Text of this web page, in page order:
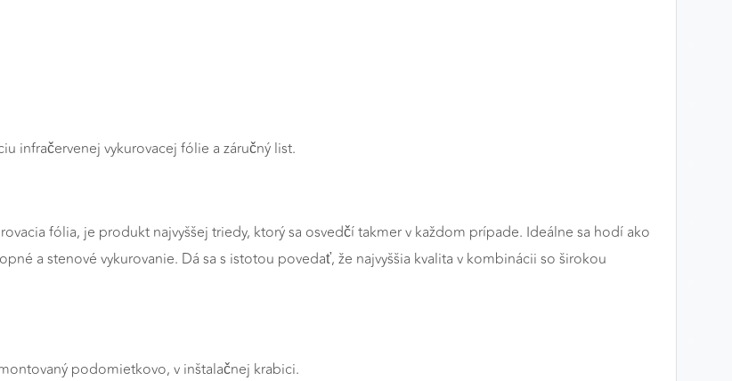
infračervenej vykurovacej fólie a záručný list.
fólia, je produkt najvyššej triedy, ktorý sa osvedčí takmer v každom prípade. Ideálne sa hodí ako
a stenové vykurovanie. Dá sa s istotou povedať, že najvyššia kvalita v kombinácii so širokou
podomietkovo, v inštalačnej krabici.